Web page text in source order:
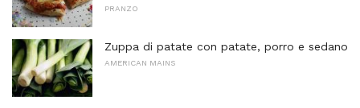
PRANZO
Zuppa di patate con patate, porro e sedano
AMERICAN MAINS